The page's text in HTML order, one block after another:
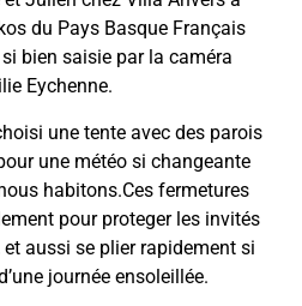
du Pays Basque Français
bien saisie par la caméra
Eychenne.
une tente avec des parois
une météo si changeante
habitons.Ces fermetures
pour proteger les invités
aussi se plier rapidement si
journée ensoleillée.